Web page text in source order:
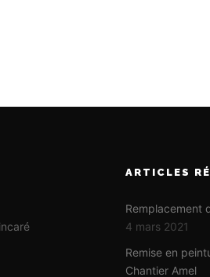
ARTICLES
Remplacement
4 mars 2021
Remise en
Chantier Amel